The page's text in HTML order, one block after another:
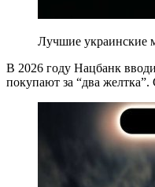
Лучшие украинские
В 2026 году Нацбанк
покупают за “два желтка”.